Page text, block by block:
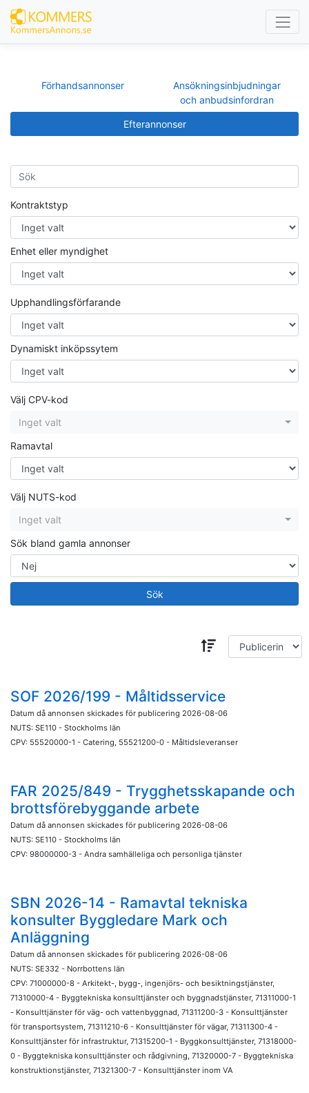
Förhandsannonser
Ansökningsinbjudningar
och anbudsinfordran
Efterannonser
Kontraktstyp
Enhet eller myndighet
Upphandlingsförfarande
Dynamiskt inköpssytem
Välj CPV-kod
Inget valt
Ramavtal
Välj NUTS-kod
Inget valt
Sök bland gamla annonser
SOF 2026/199 - Måltidsservice
Datum då annonsen skickades för publicering 2026-08-06
NUTS: SE110 - Stockholms län
CPV: 55520000-1 - Catering, 55521200-0 - Måltidsleveranser
FAR 2025/849 - Trygghetsskapande och
brottsförebyggande arbete
Datum då annonsen skickades för publicering 2026-08-06
NUTS: SE110 - Stockholms län
CPV: 98000000-3 - Andra samhälleliga och personliga tjänster
SBN 2026-14 - Ramavtal tekniska
konsulter Byggledare Mark och
Anläggning
Datum då annonsen skickades för publicering 2026-08-06
NUTS: SE332 - Norrbottens län
CPV: 71000000-8 - Arkitekt-, bygg-, ingenjörs- och besiktningstjänster,
71310000-4 - Byggtekniska konsulttjänster och byggnadstjänster, 71311000-1
- Konsulttjänster för väg- och vattenbyggnad, 71311200-3 - Konsulttjänster
för transportsystem, 71311210-6 - Konsulttjänster för vägar, 71311300-4 -
Konsulttjänster för infrastruktur, 71315200-1 - Byggkonsulttjänster, 71318000-
0 - Byggtekniska konsulttjänster och rådgivning, 71320000-7 - Byggtekniska
konstruktionstjänster, 71321300-7 - Konsulttjänster inom VA